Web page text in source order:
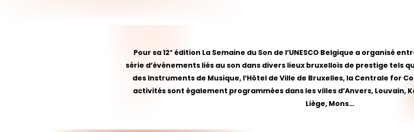
Pour sa 12 e édition La Semaine du Son de l’UNESCO Belgique a organisé
série d’événements liés au son dans divers lieux bruxellois de prestige tels
des Instruments de Musique, l’Hôtel de Ville de Bruxelles, la Centrale for
activités sont également programmées dans les villes d’Anvers, Louvain,
Liège, Mons…